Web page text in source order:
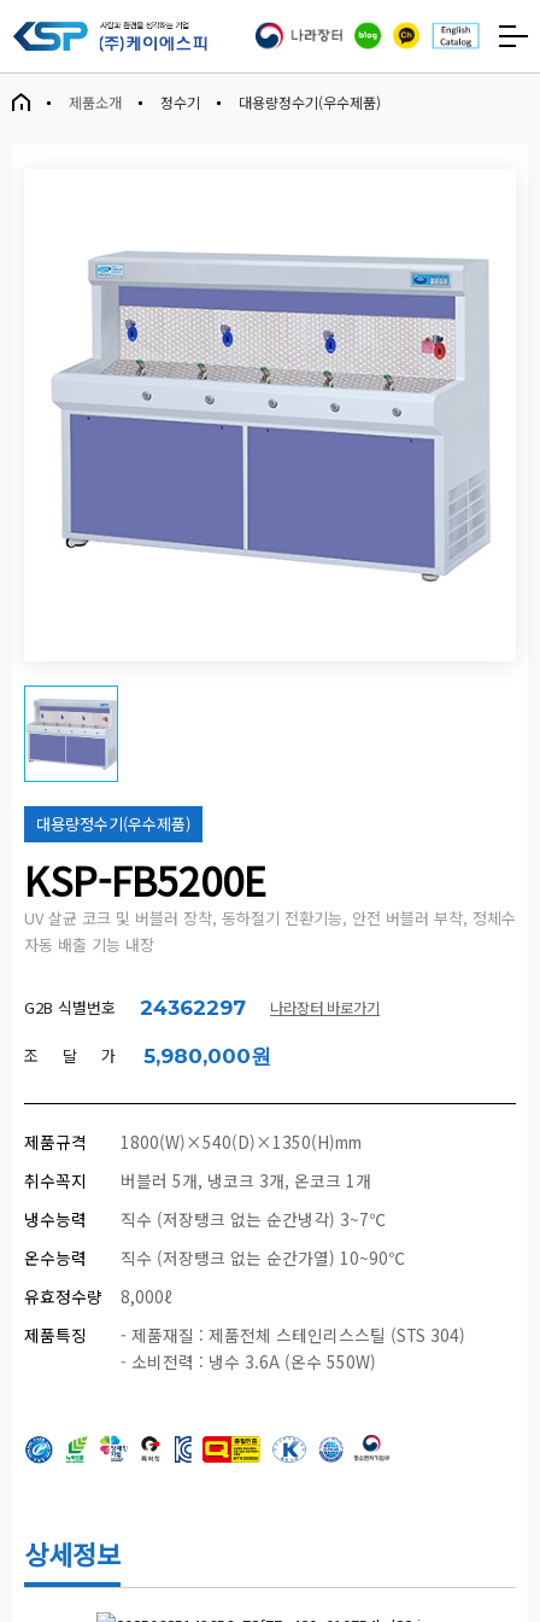
제품소개 정수기 대용량정수기(우수제품)
대용량정수기(우수제품)
KSP-FB5200E
UV 살균 코크 및 버블러 장착, 동하절기 전환기능, 안전 버블러 부착, 정체수
자동 배출 기능 내장
G2B 식별번호 24362297 나라장터 바로가기
조 달 가 5,980,000원
제품규격
1800(W)×540(D)×1350(H)mm
취수꼭지
버블러 5개, 냉코크 3개, 온코크 1개
냉수능력
직수 (저장탱크 없는 순간냉각) 3~7℃
온수능력
직수 (저장탱크 없는 순간가열) 10~90℃
유효정수량
8,000ℓ
제품특징
- 제품재질 : 제품전체 스테인리스스틸 (STS 304)
- 소비전력 : 냉수 3.6A (온수 550W)
상세정보